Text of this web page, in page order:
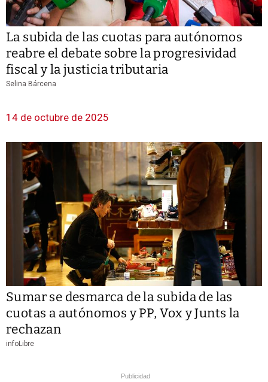
La subida de las cuotas para autónomos
reabre el debate sobre la progresividad
fiscal y la justicia tributaria
Selina Bárcena
14 de octubre de 2025
Sumar se desmarca de la subida de las
cuotas a autónomos y PP, Vox y Junts la
rechazan
infoLibre
Publicidad